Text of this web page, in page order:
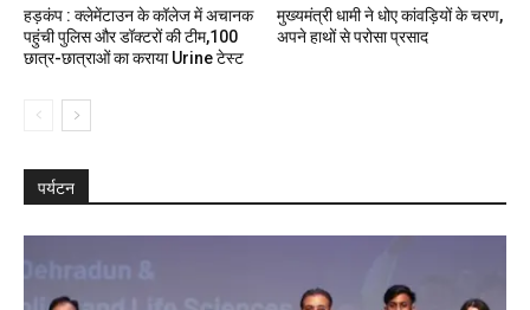
हड़कंप : क्लेमेंटाउन के कॉलेज में अचानक
पहुंची पुलिस और डॉक्टरों की टीम,100
छात्र-छात्राओं का कराया Urine टेस्ट
मुख्यमंत्री धामी ने धोए कांवड़ियों के चरण,
अपने हाथों से परोसा प्रसाद
पर्यटन